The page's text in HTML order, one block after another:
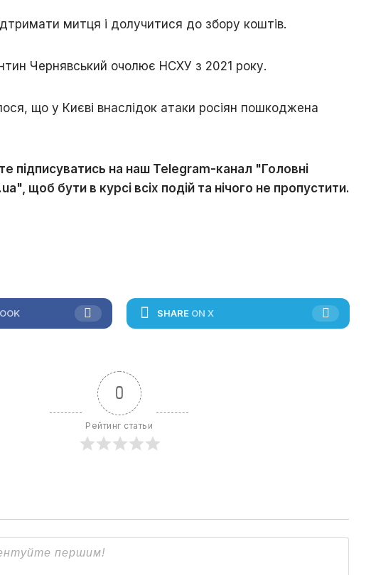
митця і долучитися до збору коштів.
Чернявський очолює НСХУ з 2021 року.
що у Києві внаслідок атаки росіян пошкоджена
підписуватись на наш Telegram-канал "Головні
щоб бути в курсі всіх подій та нічого не пропустити.
SHARE ON X
0
Рейтинг статьи